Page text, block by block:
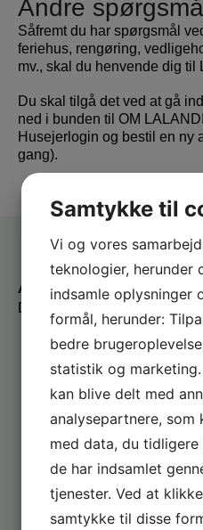
Andre
Såfremt du har spørgsmål
feriehus, rengøring,
mv., skal du henvende dig til
Du skal tilgå det ved at gå
ned i bunden til OM
Husejerlogin og bestil en ny
gang).
Administrators
Det er bl.a. administrators
at opkræve kontingent,
restancer og
manglende betaling
at betale udgifter for
forsyningsselskaber
at bogføre indtægter og
at udarbejde
budgetopfølgning til
at udarbejde
at udsende
besvare spørgsmål
Samtykke til
Vi og vores
teknologier, herunder
indsamle oplysninger
formål, herunder:
bedre
statistik og
kan blive delt med
analysepartnere, som
med data, du
de har indsamlet
tjenester. Ved at
samtykke til disse